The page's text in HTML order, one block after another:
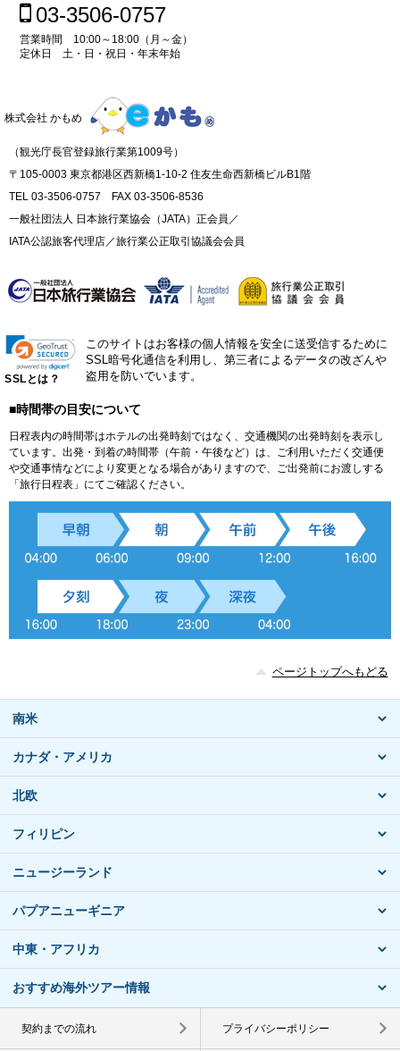
03-3506-0757
営業時間 10:00～18:00（月～金）
定休日 土・日・祝日・年末年始
株式会社 かもめ
（観光庁長官登録旅行業第1009号）
〒105-0003 東京都港区西新橋1-10-2 住友生命西新橋ビルB1階
TEL 03-3506-0757 FAX 03-3506-8536
一般社団法人 日本旅行業協会（JATA）正会員／
IATA公認旅客代理店／旅行業公正取引協議会会員
SSLとは？
このサイトはお客様の個人情報を安全に送受信するために
SSL暗号化通信を利用し、第三者によるデータの改ざんや
盗用を防いでいます。
■時間帯の目安について
日程表内の時間帯はホテルの出発時刻ではなく、交通機関の出発時刻を表示し
ています。出発・到着の時間帯（午前・午後など）は、ご利用いただく交通便
や交通事情などにより変更となる場合がありますので、ご出発前にお渡しする
「旅行日程表」にてご確認ください。
ページトップへもどる
南米
カナダ・アメリカ
北欧
フィリピン
ニュージーランド
パプアニューギニア
中東・アフリカ
おすすめ海外ツアー情報
契約までの流れ プライバシーポリシー